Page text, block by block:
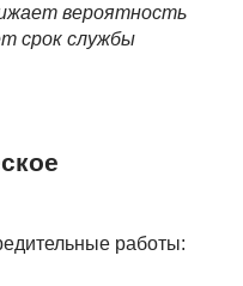
вероятность
срок службы
работы: